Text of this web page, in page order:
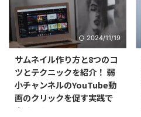
2024/11/19
サムネイル作り方と8つのコ
ツとテクニックを紹介！ 弱
小チャンネルのYouTube動
画のクリックを促す実践で
きるコツ！！